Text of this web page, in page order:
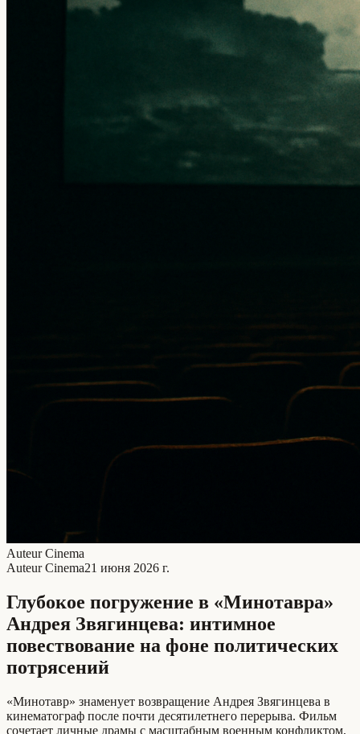
Auteur Cinema
Auteur Cinema21 июня 2026 г.
Глубокое погружение в «Минотавра»
Андрея Звягинцева: интимное
повествование на фоне политических
потрясений
«Минотавр» знаменует возвращение Андрея Звягинцева в
кинематограф после почти десятилетнего перерыва. Фильм
сочетает личные драмы с масштабным военным конфликтом,